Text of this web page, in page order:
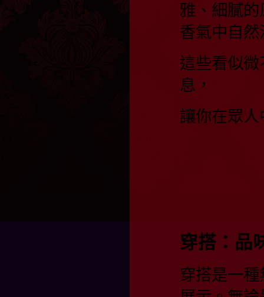
雅、細膩
香氣中自然
這些看似
息，
讓你在眾
穿搭：品
穿搭是一